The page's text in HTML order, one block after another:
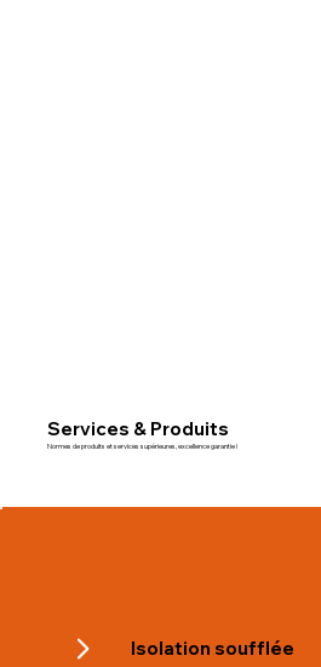
Services & Produits
Normes de produits et services supérieures, excellence garantie !
Isolation soufflée